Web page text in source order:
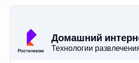
Домашний
Технологии